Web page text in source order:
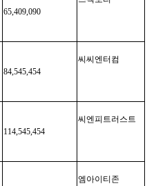
65,409,090
84,545,454
씨씨엔터컴
114,545,454
씨엔피트러스트
엠아이티존